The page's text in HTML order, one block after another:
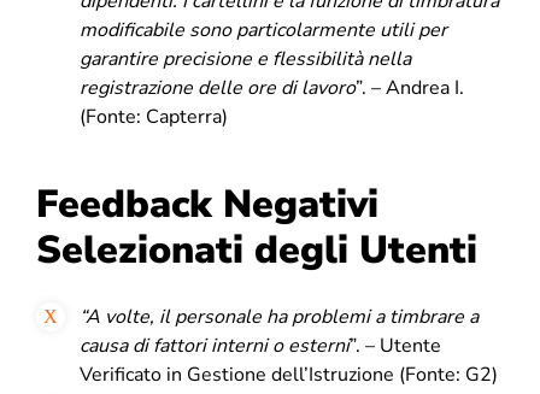
modificabile sono particolarmente utili per
garantire precisione e flessibilità nella
registrazione delle ore dilavoro”. – Andrea I.
(Fonte: Capterra)
Feedback Negativi
Selezionati degli Utenti
“A volte, il personale ha problemi a timbrare a
causa di fattori interni o esterni”. – Utente
Verificato in Gestione dell’Istruzione (Fonte: G2)